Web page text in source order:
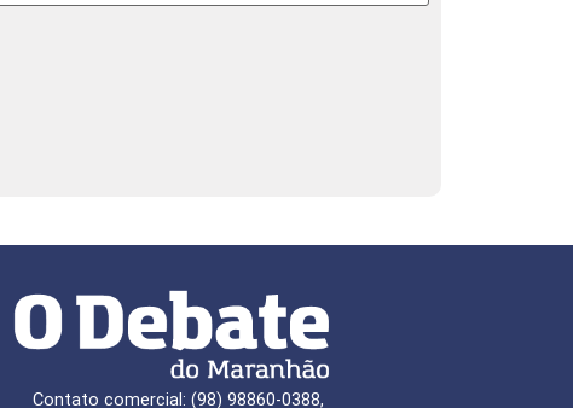
Contato comercial: (98) 98860-0388,